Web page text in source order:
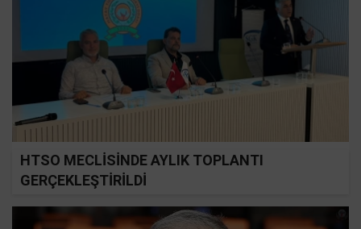
HTSO MECLİSİNDE AYLIK TOPLANTI
GERÇEKLEŞTİRİLDİ